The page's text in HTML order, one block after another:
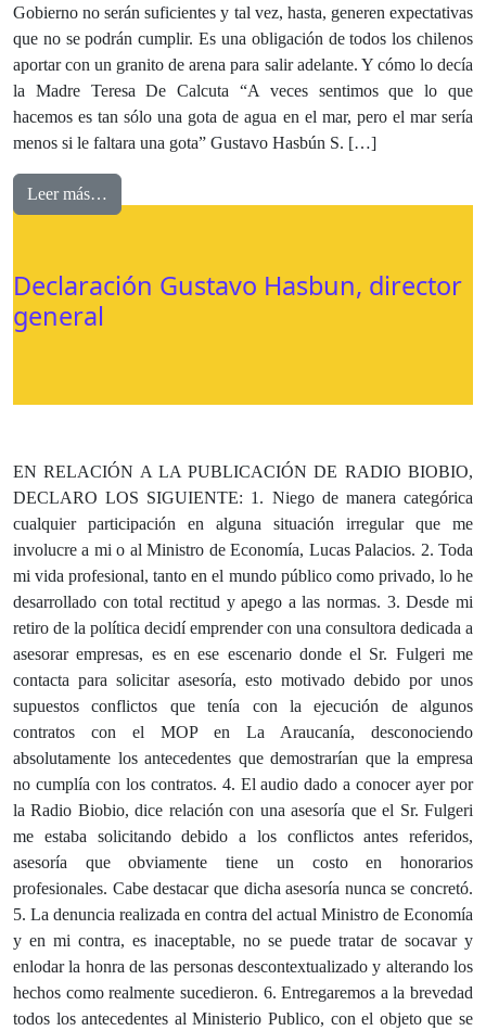
Gobierno no serán suficientes y tal vez, hasta, generen expectativas
que no se podrán cumplir. Es una obligación de todos los chilenos
aportar con un granito de arena para salir adelante. Y cómo lo decía
la Madre Teresa De Calcuta “A veces sentimos que lo que
hacemos es tan sólo una gota de agua en el mar, pero el mar sería
menos si le faltara una gota” Gustavo Hasbún S. […]
Leer más…
Declaración Gustavo Hasbun, director
general
EN RELACIÓN A LA PUBLICACIÓN DE RADIO BIOBIO,
DECLARO LOS SIGUIENTE: 1. Niego de manera categórica
cualquier participación en alguna situación irregular que me
involucre a mi o al Ministro de Economía, Lucas Palacios. 2. Toda
mi vida profesional, tanto en el mundo público como privado, lo he
desarrollado con total rectitud y apego a las normas. 3. Desde mi
retiro de la política decidí emprender con una consultora dedicada a
asesorar empresas, es en ese escenario donde el Sr. Fulgeri me
contacta para solicitar asesoría, esto motivado debido por unos
supuestos conflictos que tenía con la ejecución de algunos
contratos con el MOP en La Araucanía, desconociendo
absolutamente los antecedentes que demostrarían que la empresa
no cumplía con los contratos. 4. El audio dado a conocer ayer por
la Radio Biobio, dice relación con una asesoría que el Sr. Fulgeri
me estaba solicitando debido a los conflictos antes referidos,
asesoría que obviamente tiene un costo en honorarios
profesionales. Cabe destacar que dicha asesoría nunca se concretó.
5. La denuncia realizada en contra del actual Ministro de Economía
y en mi contra, es inaceptable, no se puede tratar de socavar y
enlodar la honra de las personas descontextualizado y alterando los
hechos como realmente sucedieron. 6. Entregaremos a la brevedad
todos los antecedentes al Ministerio Publico, con el objeto que se